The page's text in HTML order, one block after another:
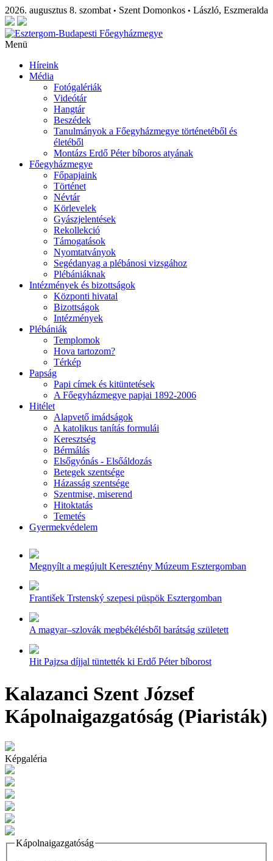
2026. augusztus 8. szombat • Szent Domonkos • László, Eszmeralda
Menü
Híreink
Média
Fotógalériák
Videótár
Hangtár
Beszédek
Tanulmányok a Főegyházmegye történetéből és
életéből
Montázs Erdő Péter bíboros atyának
Főegyházmegye
Főpapjaink
Történet
Névtár
Körlevelek
Gyászjelentések
Rekollekció
Támogatások
Nyomtatványok
Segédanyag a plébánosi vizsgához
Plébániáknak
Intézmények és bizottságok
Központi hivatal
Bizottságok
Intézmények
Plébániák
Templomok
Hova tartozom?
Térkép
Papság
Papi címek és kitüntetések
A Főegyházmegye papjai 1892-2006
Hitélet
Alapvető imádságok
A katolikus tanítás formulái
Keresztség
Bérmálás
Elsőgyónás - Elsőáldozás
Betegek szentsége
Házasság szentsége
Szentmise, miserend
Hitoktatás
Temetés
Gyermekvédelem
Megnyílt a megújult Keresztény Múzeum Esztergomban
František Trstenský szepesi püspök Esztergomban
A magyar–szlovák megbékélésből barátság született
Hit Pajzsa díjjal tüntették ki Erdő Péter bíborost
Kalazanci Szent József
Kápolnaigazgatóság (Piaristák)
Képgaléria
Kápolnaigazgatóság